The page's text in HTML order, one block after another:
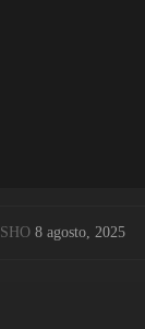
8 agosto, 2025